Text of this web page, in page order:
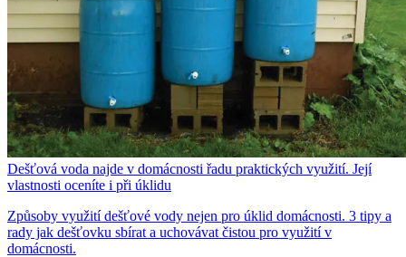
Dešťová voda najde v domácnosti řadu praktických využití. Její
vlastnosti oceníte i při úklidu
Způsoby využití dešťové vody nejen pro úklid domácnosti. 3 tipy a
rady jak dešťovku sbírat a uchovávat čistou pro využití v
domácnosti.